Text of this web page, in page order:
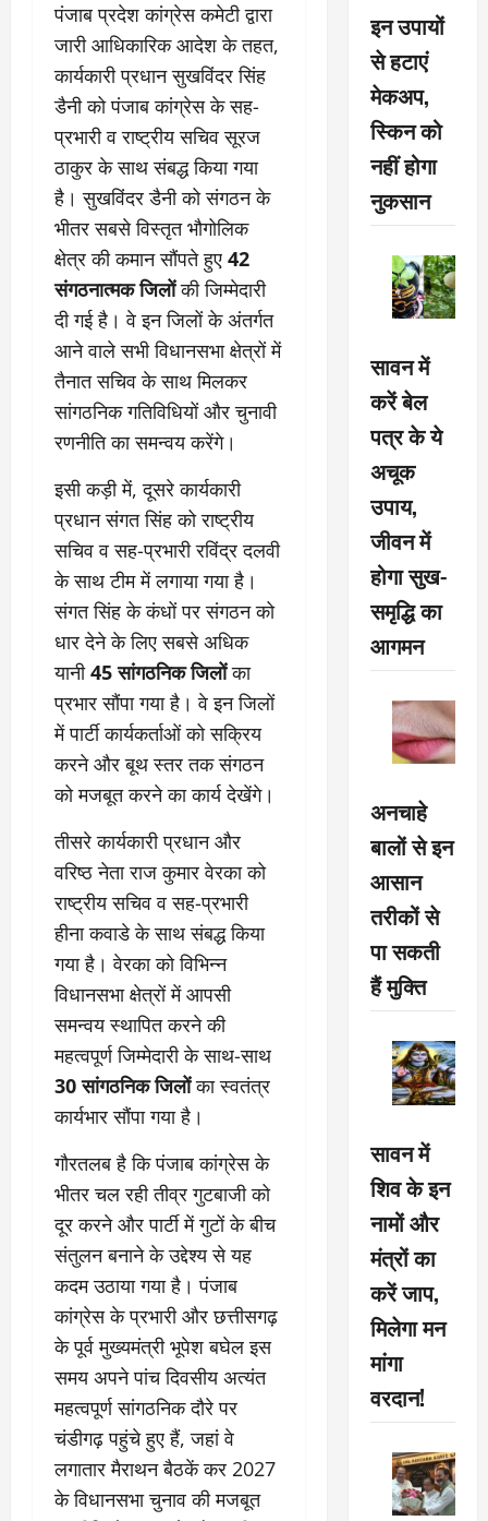
पंजाब प्रदेश कांग्रेस कमेटी द्वारा
जारी आधिकारिक आदेश के तहत,
कार्यकारी प्रधान सुखविंदर सिंह
डैनी को पंजाब कांग्रेस के सह-
प्रभारी व राष्ट्रीय सचिव सूरज
ठाकुर के साथ संबद्ध किया गया
है। सुखविंदर डैनी को संगठन के
भीतर सबसे विस्तृत भौगोलिक
क्षेत्र की कमान सौंपते हुए 42
संगठनात्मक जिलोंकी जिम्मेदारी
दी गई है। वे इन जिलों के अंतर्गत
आने वाले सभी विधानसभा क्षेत्रों में
तैनात सचिव के साथ मिलकर
सांगठनिक गतिविधियों और चुनावी
रणनीति का समन्वय करेंगे।
इसी कड़ी में, दूसरे कार्यकारी
प्रधान संगत सिंह को राष्ट्रीय
सचिव व सह-प्रभारी रविंद्र दलवी
के साथ टीम में लगाया गया है।
संगत सिंह के कंधों पर संगठन को
धार देने के लिए सबसे अधिक
यानी45 सांगठनिक जिलोंका
प्रभार सौंपा गया है। वे इन जिलों
में पार्टी कार्यकर्ताओं को सक्रिय
करने और बूथ स्तर तक संगठन
को मजबूत करने का कार्य देखेंगे।
तीसरे कार्यकारी प्रधान और
वरिष्ठ नेता राज कुमार वेरका को
राष्ट्रीय सचिव व सह-प्रभारी
हीना कवाडे के साथ संबद्ध किया
गया है। वेरका को विभिन्न
विधानसभा क्षेत्रों में आपसी
समन्वय स्थापित करने की
महत्वपूर्ण जिम्मेदारी के साथ-साथ
30 सांगठनिक जिलोंका स्वतंत्र
कार्यभार सौंपा गया है।
गौरतलब है कि पंजाब कांग्रेस के
भीतर चल रही तीव्र गुटबाजी को
दूर करने और पार्टी में गुटों के बीच
संतुलन बनाने के उद्देश्य से यह
कदम उठाया गया है। पंजाब
कांग्रेस के प्रभारी और छत्तीसगढ़
के पूर्व मुख्यमंत्री भूपेश बघेल इस
समय अपने पांच दिवसीय अत्यंत
महत्वपूर्ण सांगठनिक दौरे पर
चंडीगढ़ पहुंचे हुए हैं, जहां वे
लगातार मैराथन बैठकें कर 2027
के विधानसभा चुनाव की मजबूत
इन उपायों
से हटाएं
मेकअप,
स्किन को
नहीं होगा
नुकसान
सावन में
करें बेल
पत्र के ये
अचूक
उपाय,
जीवन में
होगा सुख-
समृद्धि का
आगमन
अनचाहे
बालों से इन
आसान
तरीकों से
पा सकती
हैं मुक्ति
सावन में
शिव के इन
नामों और
मंत्रों का
करें जाप,
मिलेगा मन
मांगा
वरदान!